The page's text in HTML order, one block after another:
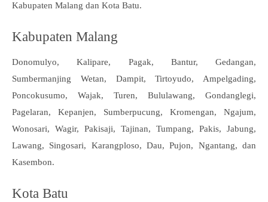
Kabupaten Malang dan Kota Batu.
Kabupaten Malang
Donomulyo, Kalipare, Pagak, Bantur, Gedangan,
Sumbermanjing Wetan, Dampit, Tirtoyudo, Ampelgading,
Poncokusumo, Wajak, Turen, Bululawang, Gondanglegi,
Pagelaran, Kepanjen, Sumberpucung, Kromengan, Ngajum,
Wonosari, Wagir, Pakisaji, Tajinan, Tumpang, Pakis, Jabung,
Lawang, Singosari, Karangploso, Dau, Pujon, Ngantang, dan
Kasembon.
Kota Batu